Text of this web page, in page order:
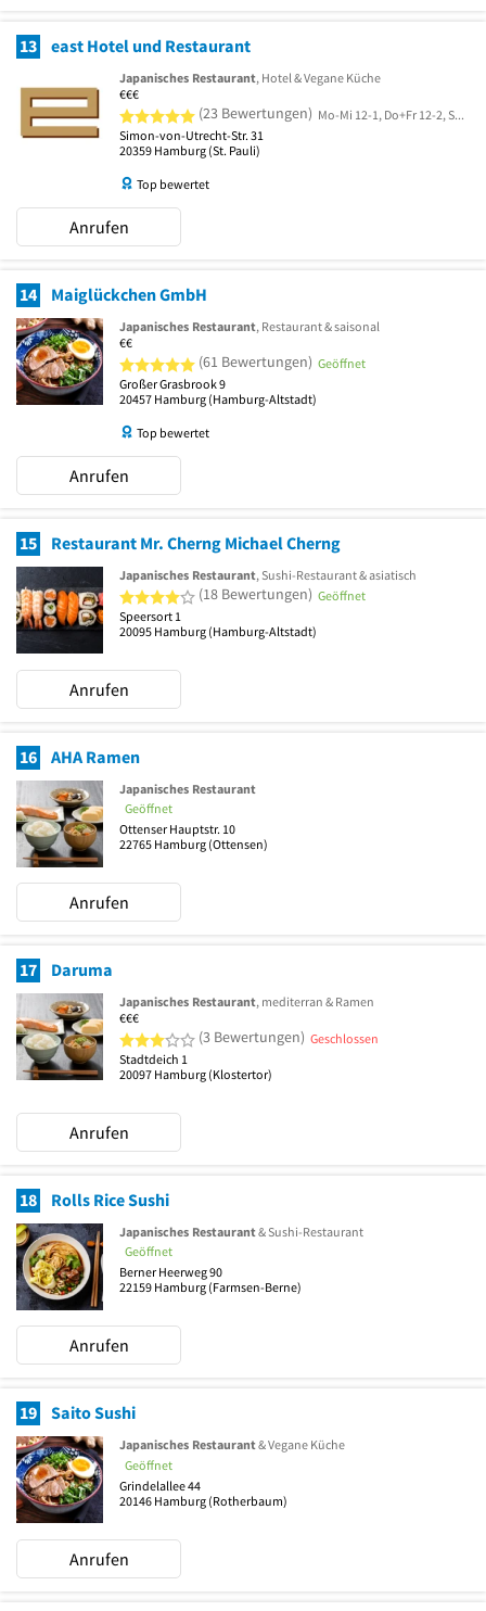
13 east Hotel und Restaurant
Japanisches Restaurant, Hotel & Vegane Küche
€€€
5 von 5 Sternen
(23 Bewertungen)
Mo-Mi 12-1, Do+Fr 12-2, Sa 7.30-2, So 7.30-1
Simon-von-Utrecht-Str. 31
20359 Hamburg (St. Pauli)
Top bewertet
Anrufen
14 Maiglückchen GmbH
Japanisches Restaurant, Restaurant & saisonal
€€
5 von 5 Sternen
(61 Bewertungen) Geöffnet
Großer Grasbrook 9
20457 Hamburg (Hamburg-Altstadt)
Top bewertet
Anrufen
15 Restaurant Mr. Cherng Michael Cherng
Japanisches Restaurant, Sushi-Restaurant & asiatisch
4 von 5 Sternen
(18 Bewertungen) Geöffnet
Speersort 1
20095 Hamburg (Hamburg-Altstadt)
Anrufen
16 AHA Ramen
Japanisches Restaurant
Geöffnet
Ottenser Hauptstr. 10
22765 Hamburg (Ottensen)
Anrufen
17 Daruma
Japanisches Restaurant, mediterran & Ramen
€€€
3 von 5 Sternen
(3 Bewertungen) Geschlossen
Stadtdeich 1
20097 Hamburg (Klostertor)
Anrufen
18 Rolls Rice Sushi
Japanisches Restaurant& Sushi-Restaurant
Geöffnet
Berner Heerweg 90
22159 Hamburg (Farmsen-Berne)
Anrufen
19 Saito Sushi
Japanisches Restaurant& Vegane Küche
Geöffnet
Grindelallee 44
20146 Hamburg (Rotherbaum)
Anrufen